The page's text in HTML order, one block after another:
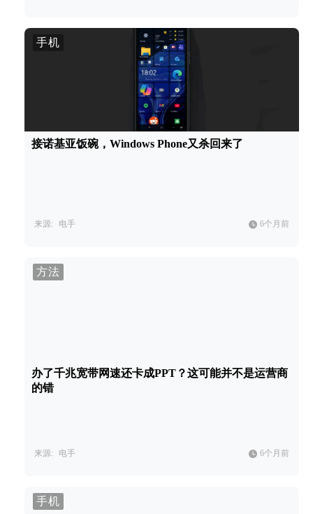
手机
接诺基亚饭碗，Windows Phone又杀回来了
来源: 电手 6个月前
方法
办了千兆宽带网速还卡成PPT？这可能并不是运营商
的错
来源: 电手 6个月前
手机